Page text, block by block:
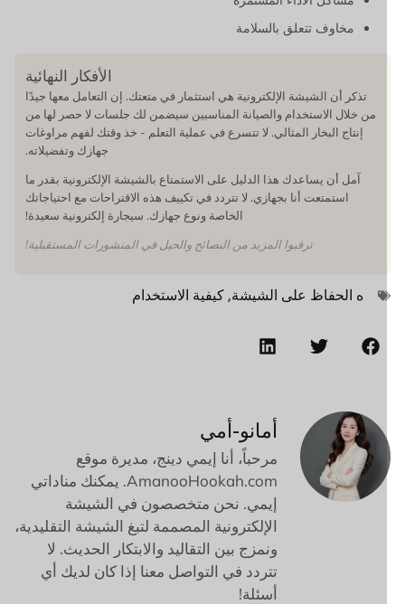
مخاوف تتعلق بالسلامة
الأفكار النهائية
تذكر أن الشيشة الإلكترونية هي استثمار في متعتك. إن التعامل معها جيدًا
من خلال الاستخدام والصيانة المناسبين سيضمن لك جلسات لا حصر لها من
إنتاج البخار المثالي. لا تتسرع في عملية التعلم - خذ وقتك لفهم مراوغات
جهازك وتفضيلاته.
آمل أن يساعدك هذا الدليل على الاستمتاع بالشيشة الإلكترونية بقدر ما
استمتعت أنا بجهازي. لا تتردد في تكييف هذه الاقتراحات مع احتياجاتك
الخاصة ونوع جهازك. سيجارة إلكترونية سعيدة!
ترقبوا المزيد من النصائح والحيل في المنشورات المستقبلية!
ه الحفاظ على الشيشة,كيفية الاستخدام
أمانو-أمي
مرحباً، أنا إيمي دينج، مديرة موقع
AmanooHookah.com. يمكنك مناداتي
إيمي. نحن متخصصون في الشيشة
الإلكترونية المصممة لتبغ الشيشة التقليدية،
ونمزج بين التقاليد والابتكار الحديث. لا
تتردد في التواصل معنا إذا كان لديك أي
أسئلة!